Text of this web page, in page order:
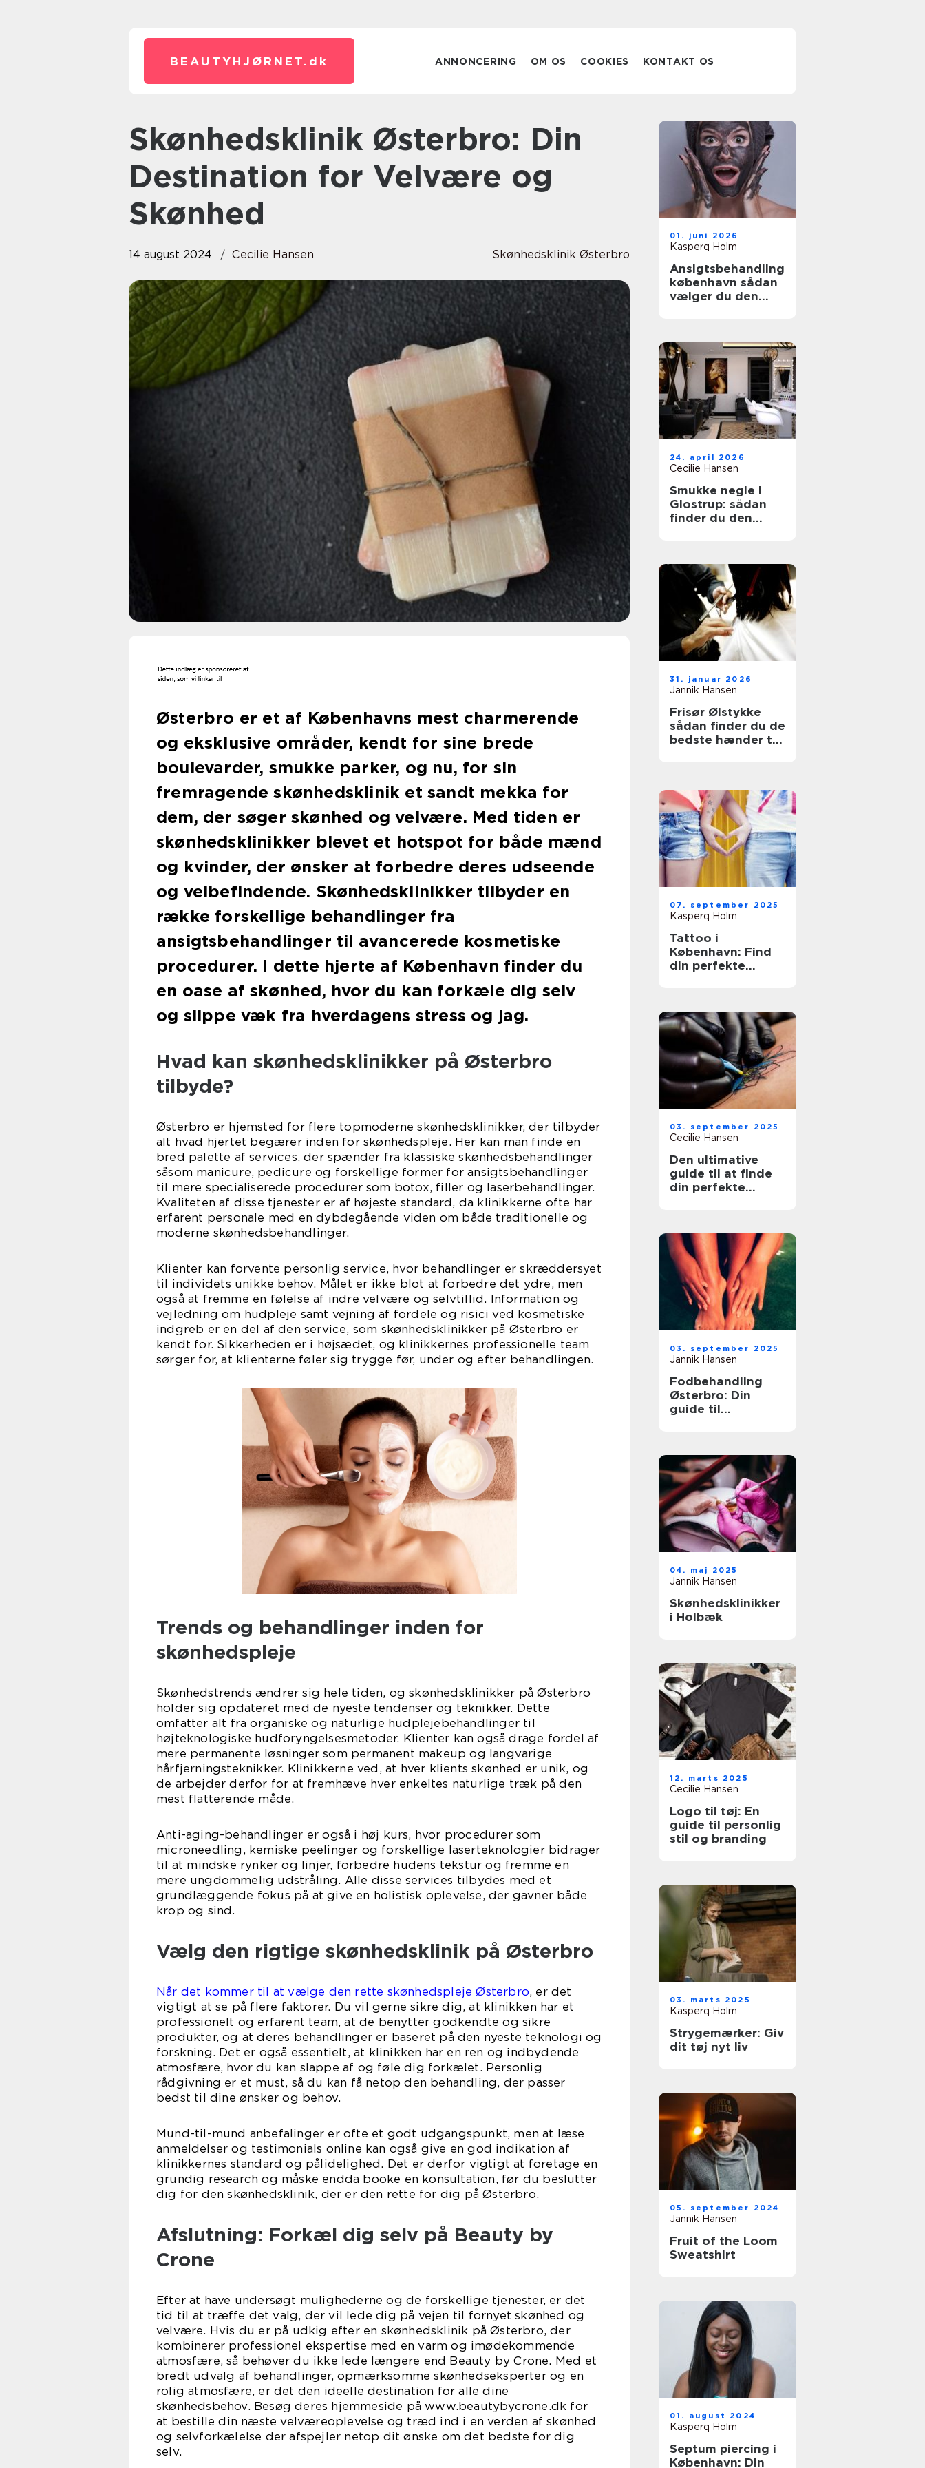
BEAUTYHJØRNET. dk ANNONCERING OM OS COOKIES KONTAKT OS
Skønhedsklinik Østerbro: Din
Destination for Velvære og
Skønhed
14 august 2024 Cecilie Hansen Skønhedsklinik Østerbro
Østerbro er et af Københavns mest charmerende
og eksklusive områder, kendt for sine brede
boulevarder, smukke parker, og nu, for sin
fremragende skønhedsklinik et sandt mekka for
dem, der søger skønhed og velvære. Med tiden er
skønhedsklinikker blevet et hotspot for både mænd
og kvinder, der ønsker at forbedre deres udseende
og velbefindende. Skønhedsklinikker tilbyder en
række forskellige behandlinger fra
ansigtsbehandlinger til avancerede kosmetiske
procedurer. I dette hjerte af København finder du
en oase af skønhed, hvor du kan forkæle dig selv
og slippe væk fra hverdagens stress og jag.
Hvad kan skønhedsklinikker på Østerbro
tilbyde?
Østerbro er hjemsted for flere topmoderne skønhedsklinikker, der tilbyder
alt hvad hjertet begærer inden for skønhedspleje. Her kan man finde en
bred palette af services, der spænder fra klassiske skønhedsbehandlinger
såsom manicure, pedicure og forskellige former for ansigtsbehandlinger
til mere specialiserede procedurer som botox, filler og laserbehandlinger.
Kvaliteten af disse tjenester er af højeste standard, da klinikkerne ofte har
erfarent personale med en dybdegående viden om både traditionelle og
moderne skønhedsbehandlinger.
Klienter kan forvente personlig service, hvor behandlinger er skræddersyet
til individets unikke behov. Målet er ikke blot at forbedre det ydre, men
også at fremme en følelse af indre velvære og selvtillid. Information og
vejledning om hudpleje samt vejning af fordele og risici ved kosmetiske
indgreb er en del af den service, som skønhedsklinikker på Østerbro er
kendt for. Sikkerheden er i højsædet, og klinikkernes professionelle team
sørger for, at klienterne føler sig trygge før, under og efter behandlingen.
Trends og behandlinger inden for
skønhedspleje
Skønhedstrends ændrer sig hele tiden, og skønhedsklinikker på Østerbro
holder sig opdateret med de nyeste tendenser og teknikker. Dette
omfatter alt fra organiske og naturlige hudplejebehandlinger til
højteknologiske hudforyngelsesmetoder. Klienter kan også drage fordel af
mere permanente løsninger som permanent makeup og langvarige
hårfjerningsteknikker. Klinikkerne ved, at hver klients skønhed er unik, og
de arbejder derfor for at fremhæve hver enkeltes naturlige træk på den
mest flatterende måde.
Anti-aging-behandlinger er også i høj kurs, hvor procedurer som
microneedling, kemiske peelinger og forskellige laserteknologier bidrager
til at mindske rynker og linjer, forbedre hudens tekstur og fremme en
mere ungdommelig udstråling. Alle disse services tilbydes med et
grundlæggende fokus på at give en holistisk oplevelse, der gavner både
krop og sind.
Vælg den rigtige skønhedsklinik på Østerbro
Når det kommer til at vælge den rette skønhedspleje Østerbro, er det
vigtigt at se på flere faktorer. Du vil gerne sikre dig, at klinikken har et
professionelt og erfarent team, at de benytter godkendte og sikre
produkter, og at deres behandlinger er baseret på den nyeste teknologi og
forskning. Det er også essentielt, at klinikken har en ren og indbydende
atmosfære, hvor du kan slappe af og føle dig forkælet. Personlig
rådgivning er et must, så du kan få netop den behandling, der passer
bedst til dine ønsker og behov.
Mund-til-mund anbefalinger er ofte et godt udgangspunkt, men at læse
anmeldelser og testimonials online kan også give en god indikation af
klinikkernes standard og pålidelighed. Det er derfor vigtigt at foretage en
grundig research og måske endda booke en konsultation, før du beslutter
dig for den skønhedsklinik, der er den rette for dig på Østerbro.
Afslutning: Forkæl dig selv på Beauty by
Crone
Efter at have undersøgt mulighederne og de forskellige tjenester, er det
tid til at træffe det valg, der vil lede dig på vejen til fornyet skønhed og
velvære. Hvis du er på udkig efter en skønhedsklinik på Østerbro, der
kombinerer professionel ekspertise med en varm og imødekommende
atmosfære, så behøver du ikke lede længere end Beauty by Crone. Med et
bredt udvalg af behandlinger, opmærksomme skønhedseksperter og en
rolig atmosfære, er det den ideelle destination for alle dine
skønhedsbehov. Besøg deres hjemmeside på www.beautybycrone.dk for
at bestille din næste velværeoplevelse og træd ind i en verden af skønhed
og selvforkælelse der afspejler netop dit ønske om det bedste for dig
selv.
01. juni 2026
Kasperq Holm
Ansigtsbehandling
københavn sådan
vælger du den
24. april 2026
Cecilie Hansen
Smukke negle i
Glostrup: sådan
finder du den
31. januar 2026
Jannik Hansen
Frisør Ølstykke
sådan finder du de
bedste hænder til
07. september 2025
Kasperq Holm
Tattoo i
København: Find
din perfekte
03. september 2025
Cecilie Hansen
Den ultimative
guide til at finde
din perfekte
03. september 2025
Jannik Hansen
Fodbehandling
Østerbro: Din
guide til
04. maj 2025
Jannik Hansen
Skønhedsklinikker
i Holbæk
12. marts 2025
Cecilie Hansen
Logo til tøj: En
guide til personlig
stil og branding
03. marts 2025
Kasperq Holm
Strygemærker: Giv
dit tøj nyt liv
05. september 2024
Jannik Hansen
Fruit of the Loom
Sweatshirt
01. august 2024
Kasperq Holm
Septum piercing i
København: Din